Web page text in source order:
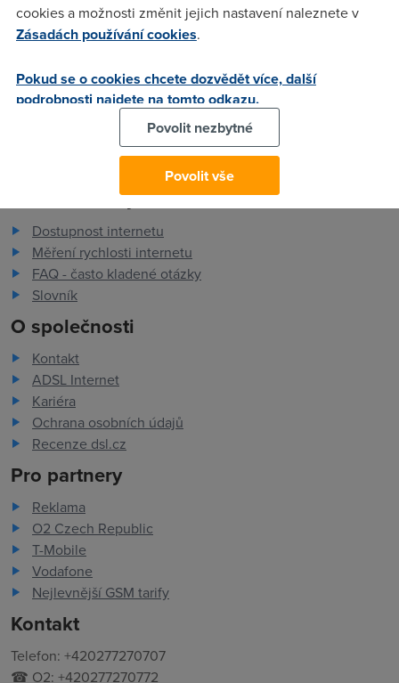
Anonym (19.6.2004 22:19:35)
Pokud by mi nekdo dal kabel a k nemu 200 mesicne tak
Pro zákazníky
Dostupnost internetu
Měření rychlosti internetu
FAQ - často kladené otázky
Slovník
O společnosti
Kontakt
ADSL Internet
Kariéra
Ochrana osobních údajů
Recenze dsl.cz
Pro partnery
Reklama
O2 Czech Republic
T-Mobile
Vodafone
Nejlevnější GSM tarify
Kontakt
Telefon: +420277270707
☎ O2: +420277270772
cookies a možnosti změnit jejich nastavení naleznete v
Zásadách používání cookies.
Pokud se o cookies chcete dozvědět více, další
podrobnosti najdete na tomto odkazu.
Povolit nezbytné
Povolit vše